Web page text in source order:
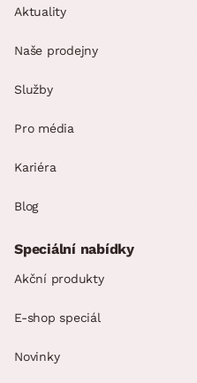
Aktuality
Naše prodejny
Služby
Pro média
Kariéra
Blog
Speciální nabídky
Akční produkty
E-shop speciál
Novinky